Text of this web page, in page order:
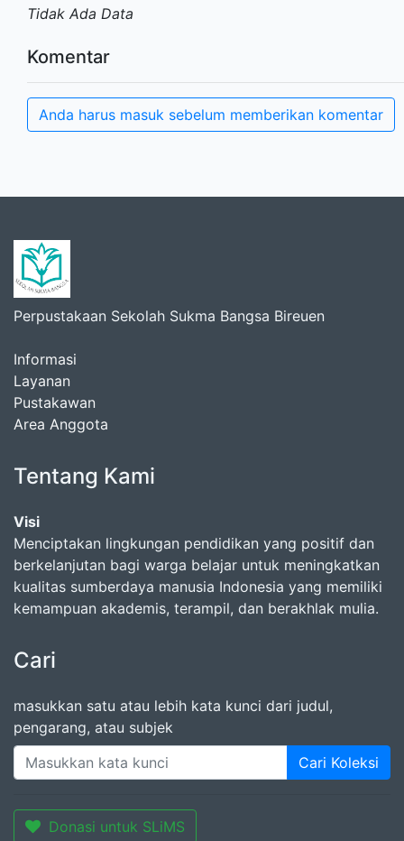
Tidak Ada Data
Komentar
Anda harus masuk sebelum memberikan komentar
Perpustakaan Sekolah Sukma Bangsa Bireuen
Informasi
Layanan
Pustakawan
Area Anggota
Tentang Kami
Visi
Menciptakan lingkungan pendidikan yang positif dan
berkelanjutan bagi warga belajar untuk meningkatkan
kualitas sumberdaya manusia Indonesia yang memiliki
kemampuan akademis, terampil, dan berakhlak mulia.
Cari
masukkan satu atau lebih kata kunci dari judul,
pengarang, atau subjek
Cari Koleksi
Donasi untuk SLiMS